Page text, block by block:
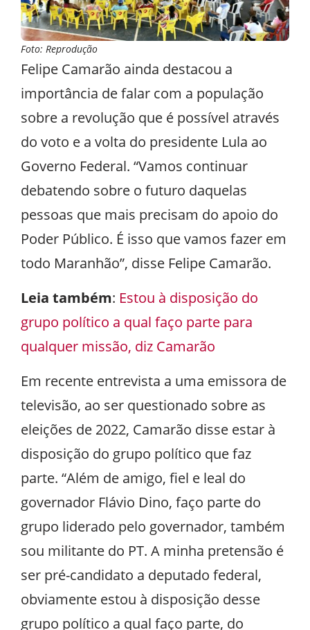
Foto: Reprodução
Felipe Camarão ainda destacou a
importância de falar com a população
sobre a revolução que é possível através
do voto e a volta do presidente Lula ao
Governo Federal. “Vamos continuar
debatendo sobre o futuro daquelas
pessoas que mais precisam do apoio do
Poder Público. É isso que vamos fazer em
todo Maranhão”, disse Felipe Camarão.
Leia também: Estou à disposição do
grupo político a qual faço parte para
qualquer missão, diz Camarão
Em recente entrevista a uma emissora de
televisão, ao ser questionado sobre as
eleições de 2022, Camarão disse estar à
disposição do grupo político que faz
parte. “Além de amigo, fiel e leal do
governador Flávio Dino, faço parte do
grupo liderado pelo governador, também
sou militante do PT. A minha pretensão é
ser pré-candidato a deputado federal,
obviamente estou à disposição desse
grupo político a qual faço parte, do